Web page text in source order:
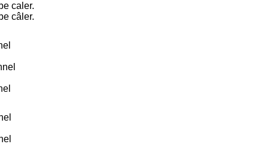
caler.
câler.